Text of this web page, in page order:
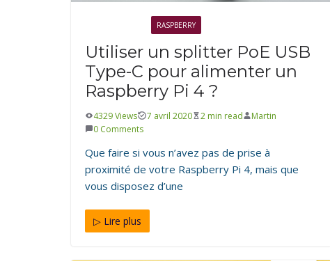
RASPBERRY
Utiliser un splitter PoE USB
Type-C pour alimenter un
Raspberry Pi 4 ?
4329 Views 7 avril 2020 2 min read
Martin
0 Comments
Que faire si vous n’avez pas de prise à
proximité de votre Raspberry Pi 4, mais que
vous disposez d’une
▷ Lire plus